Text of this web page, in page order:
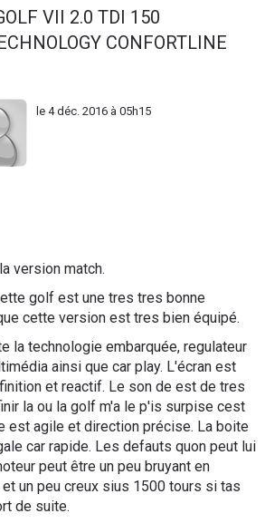
VII 2.0 TDI 150
CONFORTLINE
le 4 déc. 2016 à 05h15
version match.
golf est une tres tres bonne
cette version est tres bien équipé.
la technologie embarquée, regulateur
ainsi que car play. L'écran est
et reactif. Le son de est de tres
la ou la golf m'a le p'is surpise cest
est agile et direction précise. La boite
car rapide. Les defauts quon peut lui
peut être un peu bruyant en
un peu creux sius 1500 tours si tas
de suite.